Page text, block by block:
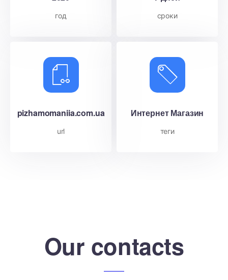
год сроки
pizhamomaniia.com.ua
url
Интернет Магазин
теги
Our contacts